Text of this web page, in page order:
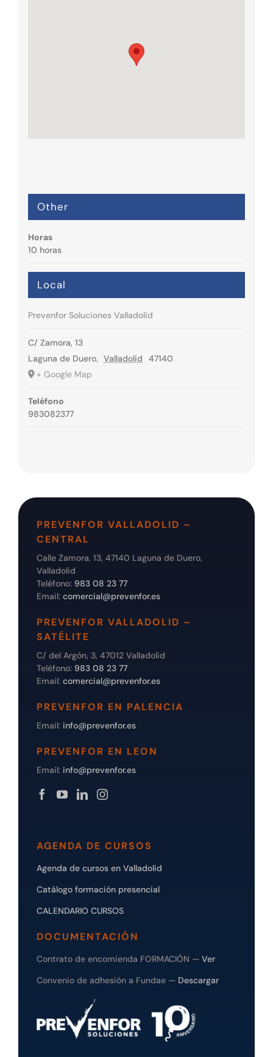
Local
Prevenfor Soluciones Valladolid
C/ Zamora, 13
Laguna de Duero, Valladolid
47140
+ Google Map
Teléfono
983082377
Other
Horas
10 horas
PREVENFOR VALLADOLID –
CENTRAL
Calle Zamora, 13, 47140 Laguna de Duero,
Valladolid
Teléfono: 983 08 23 77
Email: comercial@prevenfor.es
PREVENFOR VALLADOLID –
SATÉLITE
C/ del Argón, 3, 47012 Valladolid
Teléfono: 983 08 23 77
Email: comercial@prevenfor.es
PREVENFOR EN PALENCIA
Email: info@prevenfor.es
PREVENFOR EN LEON
Email: info@prevenfor.es
AGENDA DE CURSOS
Agenda de cursos en Valladolid
Catálogo formación presencial
CALENDARIO CURSOS
DOCUMENTACIÓN
Contrato de encomienda FORMACIÓN — Ver
Convenio de adhesión a Fundae — Descargar